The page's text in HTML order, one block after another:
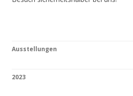
Ausstellungen
2023